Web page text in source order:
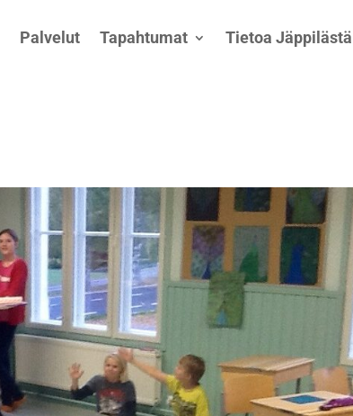
Palvelut Tapahtumat Tietoa Jäppilästä